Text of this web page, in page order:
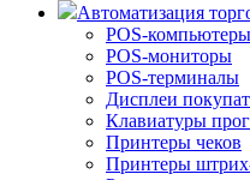
Автоматизация
POS-компьютеры
POS-мониторы
POS-терминалы
Дисплеи
Клавиатуры
Принтеры чеков
Принтеры